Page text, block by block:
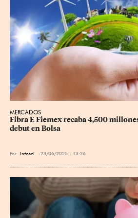
MERCADOS
Fibra E Fiemex recaba 4,500
debut en Bolsa
Por Infosel 23/06/2025 - 13:26